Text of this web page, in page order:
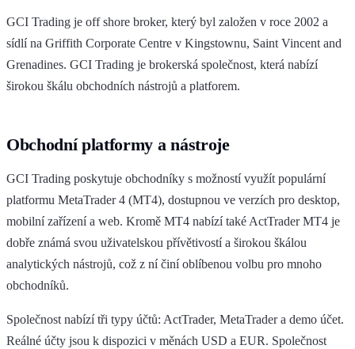
GCI Trading je off shore broker, který byl založen v roce 2002 a
sídlí na Griffith Corporate Centre v Kingstownu, Saint Vincent and
Grenadines. GCI Trading je brokerská společnost, která nabízí
širokou škálu obchodních nástrojů a platforem.
Obchodní platformy a nástroje
GCI Trading poskytuje obchodníky s možností využít populární
platformu MetaTrader 4 (MT4), dostupnou ve verzích pro desktop,
mobilní zařízení a web. Kromě MT4 nabízí také ActTrader MT4 je
dobře známá svou uživatelskou přívětivostí a širokou škálou
analytických nástrojů, což z ní činí oblíbenou volbu pro mnoho
obchodníků.
Společnost nabízí tři typy účtů: ActTrader, MetaTrader a demo účet.
Reálné účty jsou k dispozici v měnách USD a EUR. Společnost